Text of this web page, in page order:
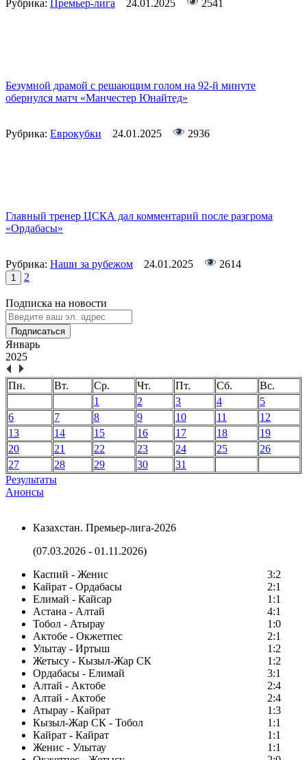
Рубрика: Премьер-лига 24.01.2025 2541
Безумной драмой с решающим голом на 92-й минуте
обернулся матч «Манчестер Юнайтед»
Рубрика: Еврокубки 24.01.2025 2936
Главный тренер ЦСКА дал комментарий после разгрома
«Ордабасы»
Рубрика: Наши за рубежом 24.01.2025 2614
1 2
Подписка на новости
Подписаться
Январь
2025
Пн. Вт. Ср. Чт. Пт. Сб.
Вс.
1
2 3 4
5
6
7 8 9 10 11
12
13
14 15 16 17 18
19
20
21 22 23 24 25
26
27
28 29 30
31
Результаты
Анонсы
Казахстан. Премьер-лига-2026
(07.03.2026 - 01.11.2026)
Каспий - Женис
3:2
Кайрат - Ордабасы
2:1
Елимай - Кайсар
1:1
Астана - Алтай
4:1
Тобол - Атырау
1:0
Актобе - Окжетпес
2:1
Улытау - Иртыш
1:2
Жетысу - Кызыл-Жар СК
1:2
Ордабасы - Елимай
3:1
Алтай - Актобе
2:4
Алтай - Актобе
2:4
Атырау - Кайрат
1:3
Кызыл-Жар СК - Тобол
1:1
Кайрат - Кайрат
1:1
Женис - Улытау
1:1